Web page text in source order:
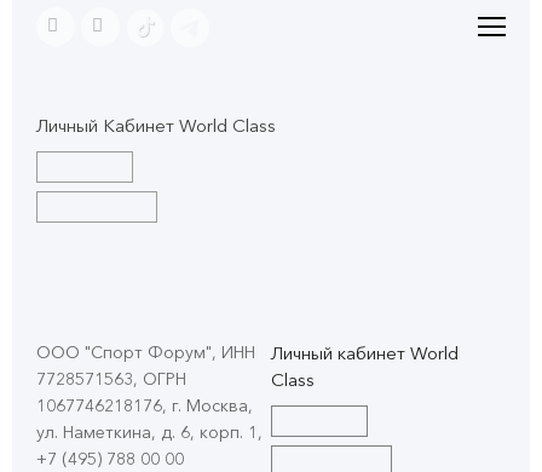
Личный Кабинет World Class
ООО "Спорт Форум", ИНН
7728571563, ОГРН
1067746218176, г. Москва,
ул. Наметкина, д. 6, корп. 1 ,
+7 (495) 788 00 00
Личный кабинет World
Class